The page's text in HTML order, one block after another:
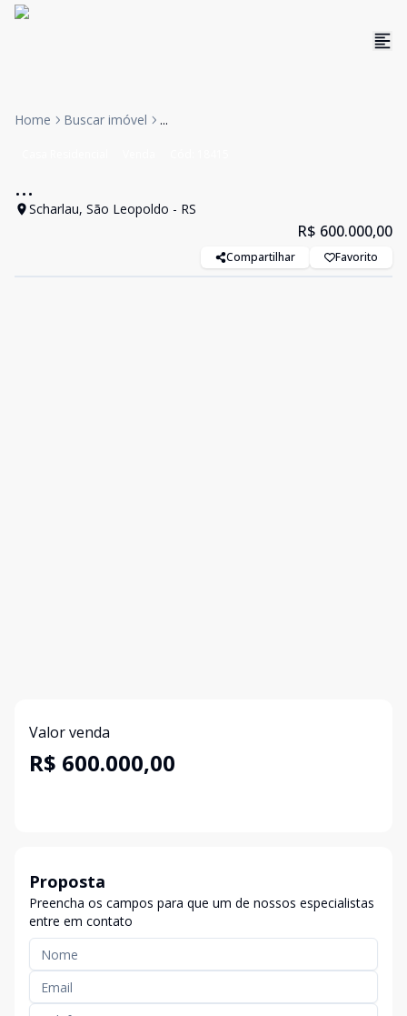
Home Buscar imóvel ...
...
Scharlau, São Leopoldo - RS
R$ 600.000,00
Compartilhar Favorito
Valor venda
R$ 600.000,00
Proposta
Preencha os campos para que um de nossos especialistas
entre em contato